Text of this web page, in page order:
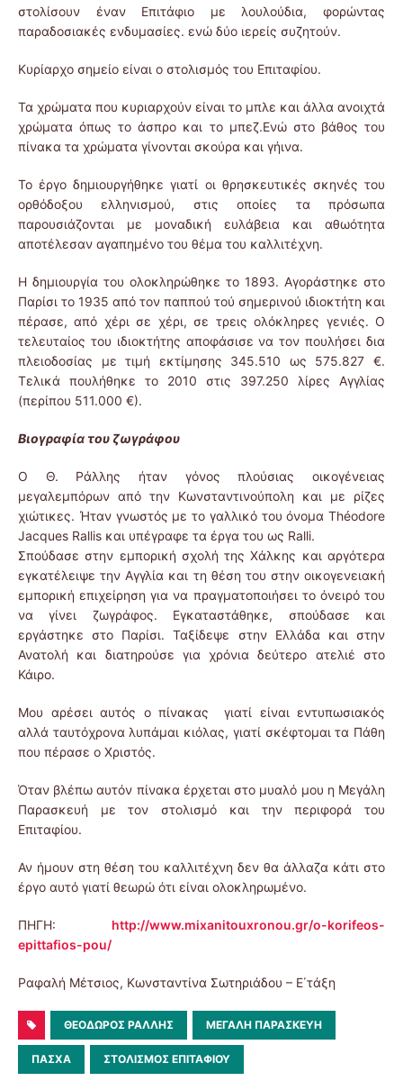
στολίσουν έναν Επιτάφιο με λουλούδια, φορώντας
παραδοσιακές ενδυμασίες. ενώ δύο ιερείς συζητούν.
Κυρίαρχο σημείο είναι ο στολισμός του Επιταφίου.
Τα χρώματα που κυριαρχούν είναι το μπλε και άλλα ανοιχτά
χρώματα όπως το άσπρο και το μπεζ.Ενώ στο βάθος του
πίνακα τα χρώματα γίνονται σκούρα και γήινα.
Το έργο δημιουργήθηκε γιατί οι θρησκευτικές σκηνές του
ορθόδοξου ελληνισμού, στις οποίες τα πρόσωπα
παρουσιάζονται με μοναδική ευλάβεια και αθωότητα
αποτέλεσαν αγαπημένο του θέμα του καλλιτέχνη.
Η δημιουργία του ολοκληρώθηκε το 1893. Αγοράστηκε στο
Παρίσι το 1935 από τον παππού τού σημερινού ιδιοκτήτη και
πέρασε, από χέρι σε χέρι, σε τρεις ολόκληρες γενιές. Ο
τελευταίος του ιδιοκτήτης αποφάσισε να τον πουλήσει δια
πλειοδοσίας με τιμή εκτίμησης 345.510 ως 575.827 €.
Τελικά πουλήθηκε το 2010 στις 397.250 λίρες Αγγλίας
(περίπου 511.000 €).
Βιογραφία του ζωγράφου
Ο Θ. Ράλλης ήταν γόνος πλούσιας οικογένειας
μεγαλεμπόρων από την Κωνσταντινούπολη και με ρίζες
χιώτικες. Ήταν γνωστός με το γαλλικό του όνομα Théodore
Jacques Rallis και υπέγραφε τα έργα του ως Ralli.
Σπούδασε στην εμπορική σχολή της Χάλκης και αργότερα
εγκατέλειψε την Αγγλία και τη θέση του στην οικογενειακή
εμπορική επιχείρηση για να πραγματοποιήσει το όνειρό του
να γίνει ζωγράφος. Εγκαταστάθηκε, σπούδασε και
εργάστηκε στο Παρίσι. Ταξίδεψε στην Ελλάδα και στην
Ανατολή και διατηρούσε για χρόνια δεύτερο ατελιέ στο
Κάιρο.
Μου αρέσει αυτός ο πίνακας γιατί είναι εντυπωσιακός
αλλά ταυτόχρονα λυπάμαι κιόλας, γιατί σκέφτομαι τα Πάθη
που πέρασε ο Χριστός.
Όταν βλέπω αυτόν πίνακα έρχεται στο μυαλό μου η Μεγάλη
Παρασκευή με τον στολισμό και την περιφορά του
Επιταφίου.
Αν ήμουν στη θέση του καλλιτέχνη δεν θα άλλαζα κάτι στο
έργο αυτό γιατί θεωρώ ότι είναι ολοκληρωμένο.
ΠΗΓΗ: http://www.mixanitouxronou.gr/o-korifeos-
epittafios-pou/
Ραφαλή Μέτσιος, Κωνσταντίνα Σωτηριάδου – Ε΄τάξη
ΘΕΌΔΩΡΟΣ ΡΆΛΛΗΣ ΜΕΓΆΛΗ ΠΑΡΑΣΚΕΥΉ
ΠΆΣΧΑ ΣΤΟΛΙΣΜΌΣ ΕΠΙΤΑΦΊΟΥ